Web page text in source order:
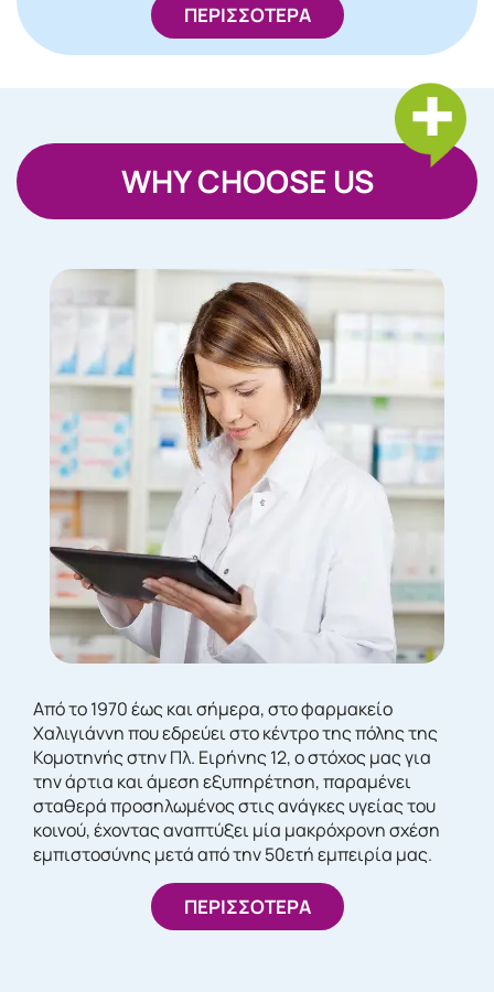
ΠΕΡΙΣΣΟΤΕΡΑ
WHY CHOOSE US
Από το 1970 έως και σήμερα, στο φαρμακείο
Χαλιγιάννη που εδρεύει στο κέντρο της πόλης της
Κομοτηνής στην Πλ. Ειρήνης 12, ο στόχος μας για
την άρτια και άμεση εξυπηρέτηση, παραμένει
σταθερά προσηλωμένος στις ανάγκες υγείας του
κοινού, έχοντας αναπτύξει μία μακρόχρονη σχέση
εμπιστοσύνης μετά από την 50ετή εμπειρία μας.
ΠΕΡΙΣΣΟΤΕΡΑ